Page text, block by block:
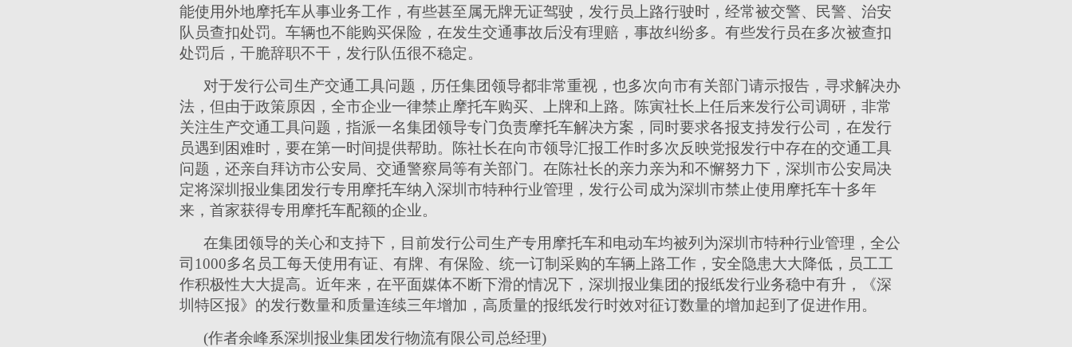
能使用外地摩托车从事业务工作，有些甚至属无牌无证驾驶，发行员上路行驶时，经常被交警、民警、治安
队员查扣处罚。车辆也不能购买保险，在发生交通事故后没有理赔，事故纠纷多。有些发行员在多次被查扣
处罚后，干脆辞职不干，发行队伍很不稳定。
对于发行公司生产交通工具问题，历任集团领导都非常重视，也多次向市有关部门请示报告，寻求解决办
法，但由于政策原因，全市企业一律禁止摩托车购买、上牌和上路。陈寅社长上任后来发行公司调研，非常
关注生产交通工具问题，指派一名集团领导专门负责摩托车解决方案，同时要求各报支持发行公司，在发行
员遇到困难时，要在第一时间提供帮助。陈社长在向市领导汇报工作时多次反映党报发行中存在的交通工具
问题，还亲自拜访市公安局、交通警察局等有关部门。在陈社长的亲力亲为和不懈努力下，深圳市公安局决
定将深圳报业集团发行专用摩托车纳入深圳市特种行业管理，发行公司成为深圳市禁止使用摩托车十多年
来，首家获得专用摩托车配额的企业。
在集团领导的关心和支持下，目前发行公司生产专用摩托车和电动车均被列为深圳市特种行业管理，全公
司1000多名员工每天使用有证、有牌、有保险、统一订制采购的车辆上路工作，安全隐患大大降低，员工工
作积极性大大提高。近年来，在平面媒体不断下滑的情况下，深圳报业集团的报纸发行业务稳中有升，《深
圳特区报》的发行数量和质量连续三年增加，高质量的报纸发行时效对征订数量的增加起到了促进作用。
(作者余峰系深圳报业集团发行物流有限公司总经理)